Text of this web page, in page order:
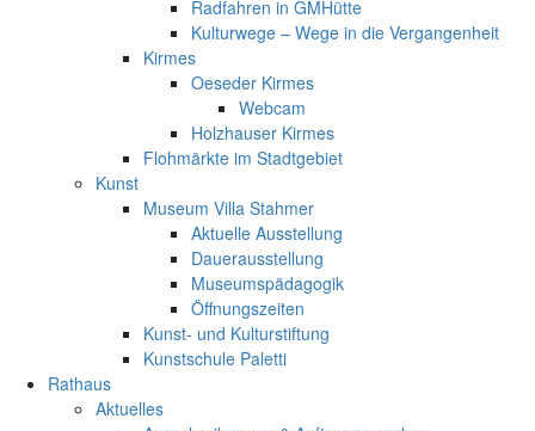
Radfahren in GMHütte
Kulturwege – Wege in die Vergangenheit
Kirmes
Oeseder Kirmes
Webcam
Holzhauser Kirmes
Flohmärkte im Stadtgebiet
Kunst
Museum Villa Stahmer
Aktuelle Ausstellung
Dauerausstellung
Museumspädagogik
Öffnungszeiten
Kunst- und Kulturstiftung
Kunstschule Paletti
Rathaus
Aktuelles